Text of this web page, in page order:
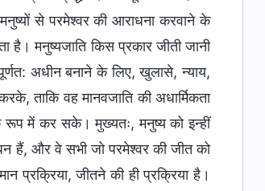
से परमेश्वर की आराधना करवाने के
है। मनुष्यजाति किस प्रकार जीती जानी
अधीन बनाने के लिए, खुलासे, न्याय,
ताकि वह मानवजाति की अधार्मिकता
रूप में कर सके। मुख्यतः, मनुष्य को इन्हीं
हैं, और वे सभी जो परमेश्वर की जीत को
प्रक्रिया, जीतने की ही प्रक्रिया है।